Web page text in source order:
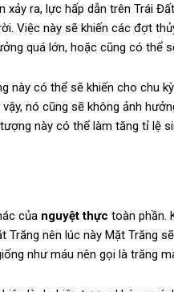
xảy ra, lực hấp dẫn trên Trái
Việc này sẽ khiến các đợt
quá lớn, hoặc cũng có thể
này có thể sẽ khiến cho chu
nó cũng sẽ không ảnh
này có thể làm tăng tỉ lệ
của nguyệt thực toàn phần.
Trăng nên lúc này Mặt Trăng
như máu nên gọi là trăng